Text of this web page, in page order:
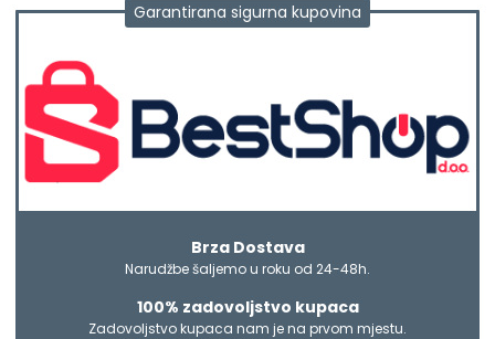
Garantirana sigurna kupovina
Brza Dostava
Narudžbe šaljemo u roku od 24-48h.
100% zadovoljstvo kupaca
Zadovoljstvo kupaca nam je na prvom mjestu.